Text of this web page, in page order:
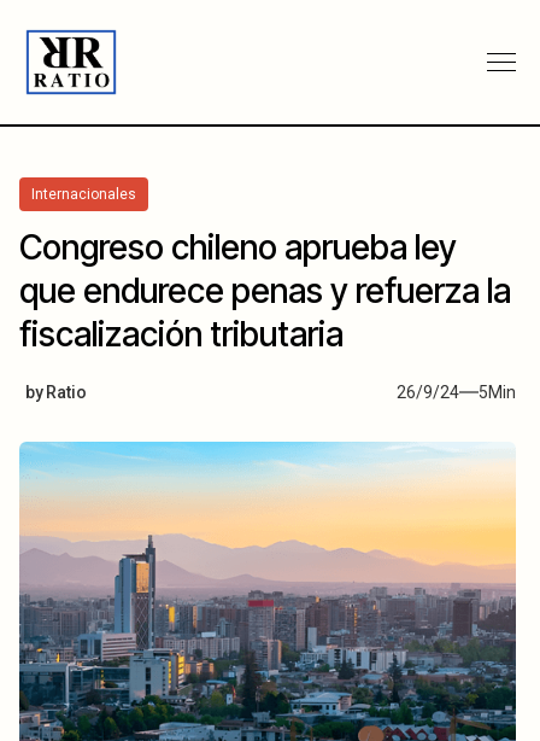
Internacionales
Congreso chileno aprueba ley
que endurece penas y refuerza la
fiscalización tributaria
by Ratio 26/9/24 5Min